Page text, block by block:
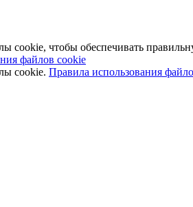
cookie, чтобы обеспечивать
файлов cookie
cookie. Правила использования